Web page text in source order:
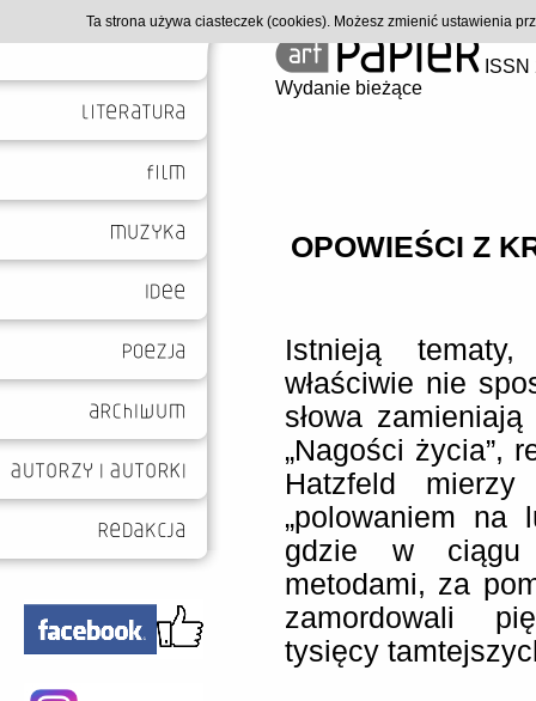
Wydanie bieżące
OPOWIEŚCI Z
Istnieją
właściwie nie
słowa
„Nagości życia”,
Hatzfeld
„polowaniem na
gdzie w ciągu
metodami, za
zamordowali
tysięcy
Ta strona używa ciasteczek (cookies). Możesz zmienić ustawienia